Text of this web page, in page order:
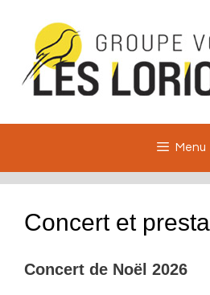
contenu
Menu
Concert et
Concert de Noël 2026